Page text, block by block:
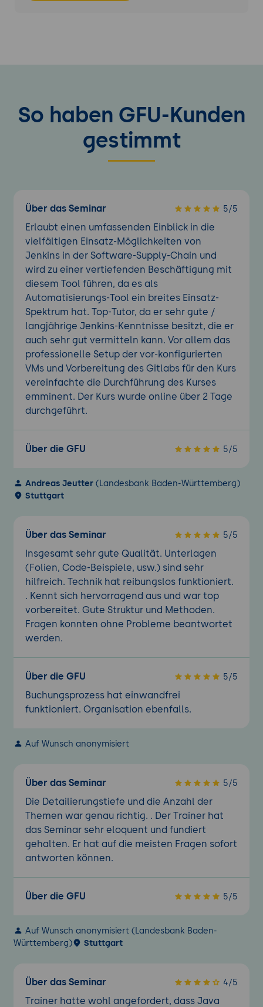
So haben GFU-Kunden
gestimmt
Über das Seminar 5/5
Erlaubt einen umfassenden Einblick in die
vielfältigen Einsatz-Möglichkeiten von
Jenkins in der Software-Supply-Chain und
wird zu einer vertiefenden Beschäftigung mit
diesem Tool führen, da es als
Automatisierungs-Tool ein breites Einsatz-
Spektrum hat. Top-Tutor, da er sehr gute /
langjährige Jenkins-Kenntnisse besitzt, die er
auch sehr gut vermitteln kann. Vor allem das
professionelle Setup der vor-konfigurierten
VMs und Vorbereitung des Gitlabs für den Kurs
vereinfachte die Durchführung des Kurses
emminent. Der Kurs wurde online über 2 Tage
durchgeführt.
Über die GFU 5/5
Andreas Jeutter(Landesbank Baden-Württemberg)
Stuttgart
Über das Seminar 5/5
Insgesamt sehr gute Qualität. Unterlagen
(Folien, Code-Beispiele, usw.) sind sehr
hilfreich. Technik hat reibungslos funktioniert.
. Kennt sich hervorragend aus und war top
vorbereitet. Gute Struktur und Methoden.
Fragen konnten ohne Probleme beantwortet
werden.
Über die GFU 5/5
Buchungsprozess hat einwandfrei
funktioniert. Organisation ebenfalls.
Auf Wunsch anonymisiert
Über das Seminar 5/5
Die Detailierungstiefe und die Anzahl der
Themen war genau richtig. . Der Trainer hat
das Seminar sehr eloquent und fundiert
gehalten. Er hat auf die meisten Fragen sofort
antworten können.
Über die GFU 5/5
Auf Wunsch anonymisiert (Landesbank Baden-
Württemberg)
Stuttgart
Über das Seminar 4/5
Trainer hatte wohl angefordert, dass Java